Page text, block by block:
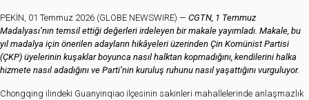
PEKİN, 01 Temmuz 2026 (GLOBE NEWSWIRE) — CGTN, 1 Temmuz
Madalyası’nın temsil ettiği değerleri irdeleyen bir makale yayımladı. Makale, bu
yıl madalya için önerilen adayların hikâyeleri üzerinden Çin Komünist Partisi
(ÇKP) üyelerinin kuşaklar boyunca nasıl halktan kopmadığını, kendilerini halka
hizmete nasıl adadığını ve Parti’nin kuruluş ruhunu nasıl yaşattığını vurguluyor.
Chongqing ilindeki Guanyinqiao ilçesinin sakinleri mahallelerinde anlaşmazlık